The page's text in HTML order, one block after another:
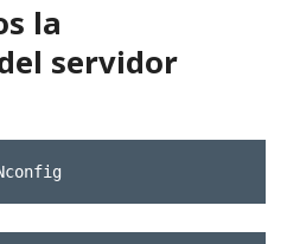
la
servidor